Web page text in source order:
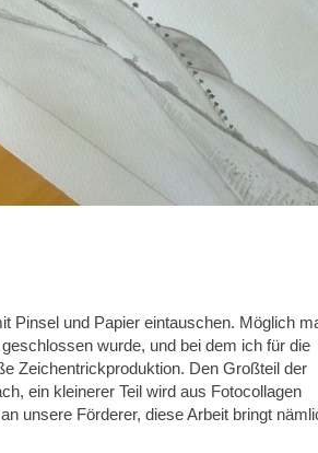
Pinsel und Papier eintauschen. Möglich
wurde, und bei dem ich für die
Zeichentrickproduktion. Den Großteil der
ein kleinerer Teil wird aus Fotocollagen
unsere Förderer, diese Arbeit bringt